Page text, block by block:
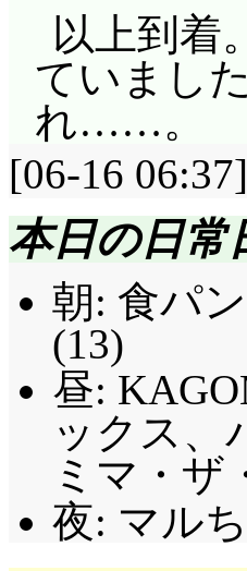
以上到着
ていまし
れ……。
[06-16 06:37]
本日の日常
朝: 食パ
(13)
昼:
ックス、
ミマ・ザ
夜: マル